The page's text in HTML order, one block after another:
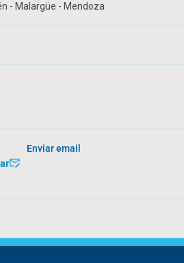
- Malargüe - Mendoza
Enviar email